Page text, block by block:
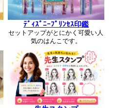
ﾃﾞｨｽﾞﾆｰﾌﾟﾘﾝｾｽ印鑑
セットアップがとにかく可愛い人
気のはんこです。